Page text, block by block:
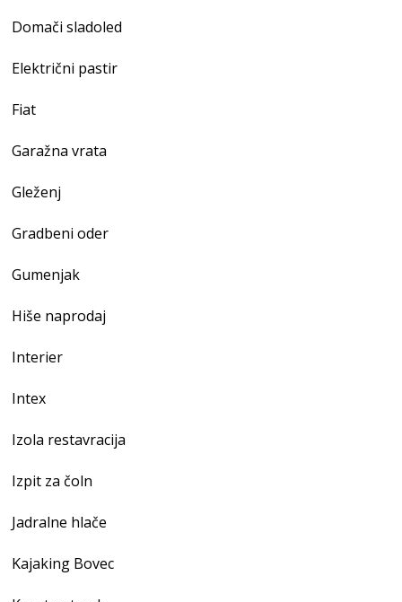
Domači sladoled
Električni pastir
Fiat
Garažna vrata
Gleženj
Gradbeni oder
Gumenjak
Hiše naprodaj
Interier
Intex
Izola restavracija
Izpit za čoln
Jadralne hlače
Kajaking Bovec